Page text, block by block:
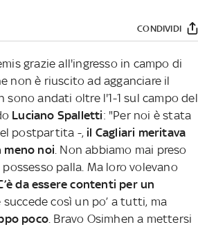
CONDIVIDI
grazie all'ingresso in campo di
non è riuscito ad agganciare il
andati oltre l'1-1 sul campo del
Luciano Spalletti: "Per noi è stata
postpartita -, il Cagliari meritava
meno noi. Non abbiamo mai preso
palla. Ma loro volevano
da essere contenti per un
così un po’ a tutti, ma
poco. Bravo Osimhen a mettersi